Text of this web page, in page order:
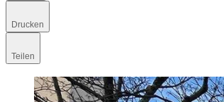
Drucken
Teilen